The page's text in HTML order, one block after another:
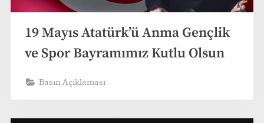
19 Mayıs Atatürk’ü Anma Gençlik
ve Spor Bayramımız Kutlu Olsun
Basın Açıklaması